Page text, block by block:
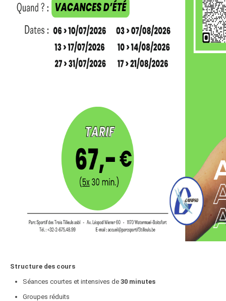
Structure des cours
Séances courtes et intensives de 30 minutes
Groupes réduits